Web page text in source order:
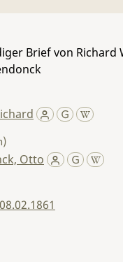
Brief von Richard
Otto
08.02.1861